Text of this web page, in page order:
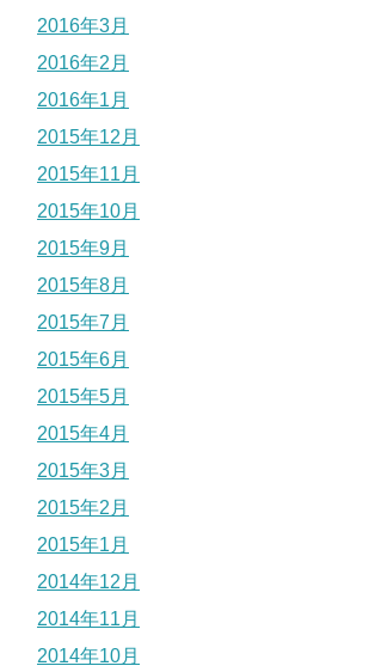
2016年3月
2016年2月
2016年1月
2015年12月
2015年11月
2015年10月
2015年9月
2015年8月
2015年7月
2015年6月
2015年5月
2015年4月
2015年3月
2015年2月
2015年1月
2014年12月
2014年11月
2014年10月